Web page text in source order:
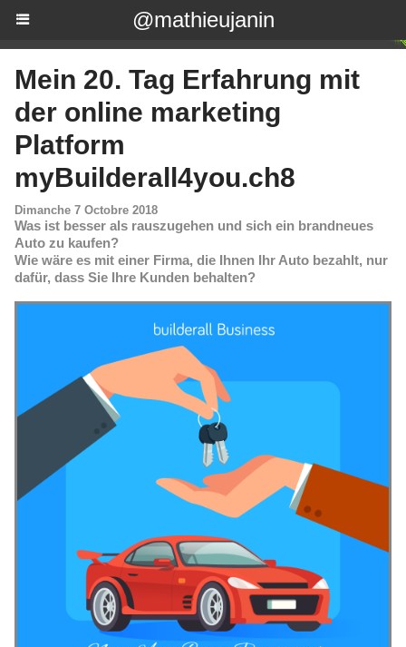
@mathieujanin
Mein 20. Tag Erfahrung mit
der online marketing
Platform
myBuilderall4you.ch8
Dimanche 7 Octobre 2018
Was ist besser als rauszugehen und sich ein brandneues
Auto zu kaufen?
Wie wäre es mit einer Firma, die Ihnen Ihr Auto bezahlt, nur
dafür, dass Sie Ihre Kunden behalten?